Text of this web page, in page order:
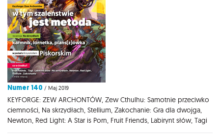
Numer 140 / Maj 2019
KEYFORGE: ZEW ARCHONTÓW, Zew Cthulhu: Samotnie przeciwko
ciemności, Na skrzydłach, Stellium, Zakochanie: Gra dla dwojga,
Newton, Red Light: A Star is Porn, Fruit Friends, Labirynt słów, Tagi